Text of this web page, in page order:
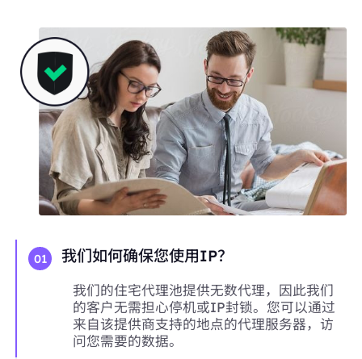
01 我们如何确保您使用IP？
我们的住宅代理池提供无数代理，因此我们
的客户无需担心停机或IP封锁。您可以通过
来自该提供商支持的地点的代理服务器，访
问您需要的数据。